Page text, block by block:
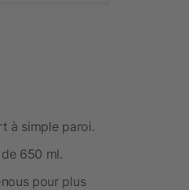
à simple paroi.
650 ml.
pour plus